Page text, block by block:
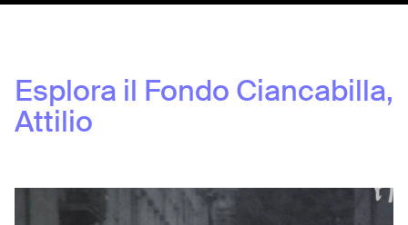
Esplora il Fondo Ciancabilla,
Attilio